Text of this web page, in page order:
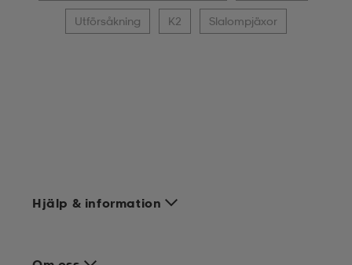
Utförsåkning K2 Slalompjäxor
Hjälp & information